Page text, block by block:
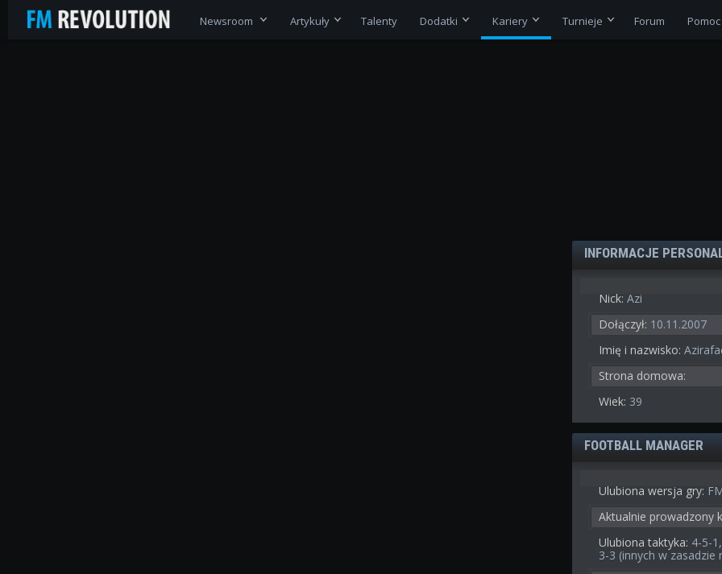
Newsroom Artykuły Talenty Dodatki Kariery Turnieje Forum Pomoc
INFORMACJE
Nick: Azi
Dołączył: 10.11.2007
Imię i nazwisko:
Strona domowa:
Wiek: 39
FOOTBALL MANAGER
Ulubiona wersja gry:
Aktualnie prowadzony
Ulubiona taktyka: 4-5-
3-3 (innych w zasadzie